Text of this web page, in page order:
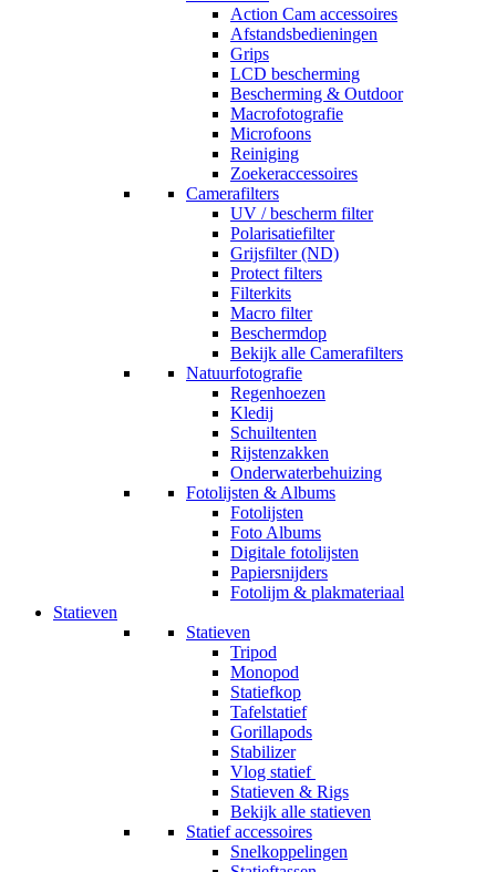
Action Cam accessoires
Afstandsbedieningen
Grips
LCD bescherming
Bescherming & Outdoor
Macrofotografie
Microfoons
Reiniging
Zoekeraccessoires
Camerafilters
UV / bescherm filter
Polarisatiefilter
Grijsfilter (ND)
Protect filters
Filterkits
Macro filter
Beschermdop
Bekijk alle Camerafilters
Natuurfotografie
Regenhoezen
Kledij
Schuiltenten
Rijstenzakken
Onderwaterbehuizing
Fotolijsten & Albums
Fotolijsten
Foto Albums
Digitale fotolijsten
Papiersnijders
Fotolijm & plakmateriaal
Statieven
Statieven
Tripod
Monopod
Statiefkop
Tafelstatief
Gorillapods
Stabilizer
Vlog statief
Statieven & Rigs
Bekijk alle statieven
Statief accessoires
Snelkoppelingen